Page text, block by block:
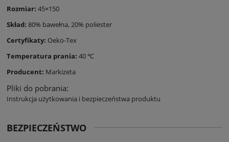
Rozmiar: 45×150
Skład: 80% bawełna, 20% poliester
Certyfikaty: Oeko-Tex
Temperatura prania: 40 ℃
Producent: Markizeta
Pliki do pobrania:
Instrukcja użytkowania i bezpieczeństwa produktu
BEZPIECZEŃSTWO